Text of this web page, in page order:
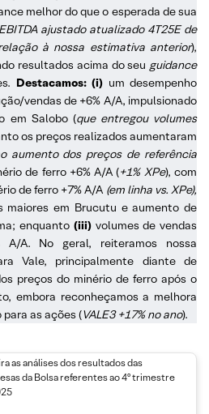
melhor do que o esperada de sua
EBITDA ajustado atualizado 4T25E de
à nossa estimativa anterior),
resultados acima do seu guidance
Destacamos: (i) um desempenho
vendas de +6% A/A, impulsionado
em Salobo (que entregou volumes
os preços realizados aumentaram
aumento dos preços de referência
de ferro +6% A/A (+1% XPe), com
de ferro +7% A/A (em linha vs. XPe),
maiores em Brucutu e aumento de
enquanto (iii)volumes de vendas
A. No geral, reiteramos nossa
Vale, principalmente diante de
preços do minério de ferro após o
embora reconheçamos a melhora
as ações (VALE3 +17% no ano).
as análises dos resultados das
da Bolsa referentes ao 4º trimestre